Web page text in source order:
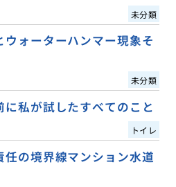
未分類
ォーターハンマー現象そ
未分類
私が試したすべてのこと
トイレ
の境界線マンション水道